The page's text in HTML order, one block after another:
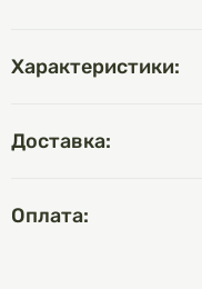
Характеристики:
Доставка:
Оплата: